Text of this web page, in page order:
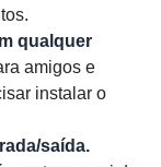
qualquer
amigos e
instalar o
saída.